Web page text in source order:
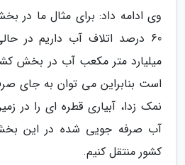
میلیارد متر مکعب آب در بخش
است بنابراین می توان به جای
نمک زدا، آبیاری قطره ای را در
آب صرفه جویی شده در این
کشور منتقل کنیم.